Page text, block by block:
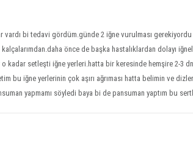
vardı bi tedavi gördüm.günde 2 iğne vurulması
önce de başka hastalıklardan dolayı
kadar setleşti iğne yerleri.hatta bir keresinde hemşire 2-3
bu iğne yerlerinin çok aşırı ağrıması hatta belimin ve
yapmamı söyledi baya bi de pansuman yaptım bu